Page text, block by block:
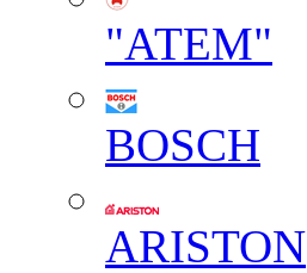
"АТЕМ"
BOSCH
ARISTON